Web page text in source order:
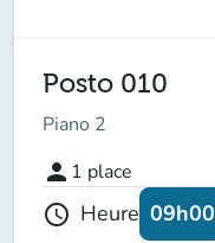
Posto 010
Piano 2
person 1 place
schedule Heure 09h00